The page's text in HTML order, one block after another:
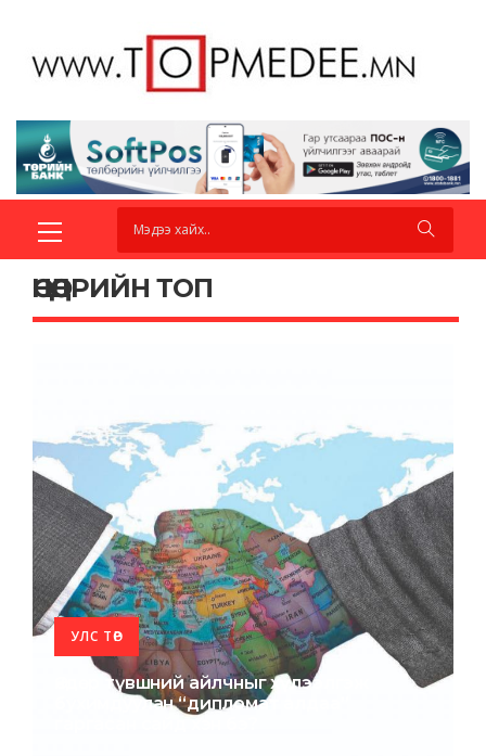
ӨНӨӨДРИЙН ТОП
УЛС ТӨР
Өндөр түвшний айлчныг хүлээлгэж
бухимдуулан “дипломат алдаа”